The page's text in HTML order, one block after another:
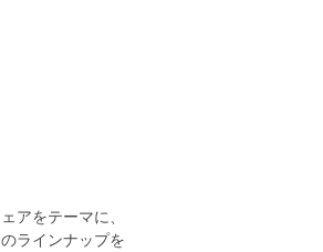
アをテーマに、
ラインナップを